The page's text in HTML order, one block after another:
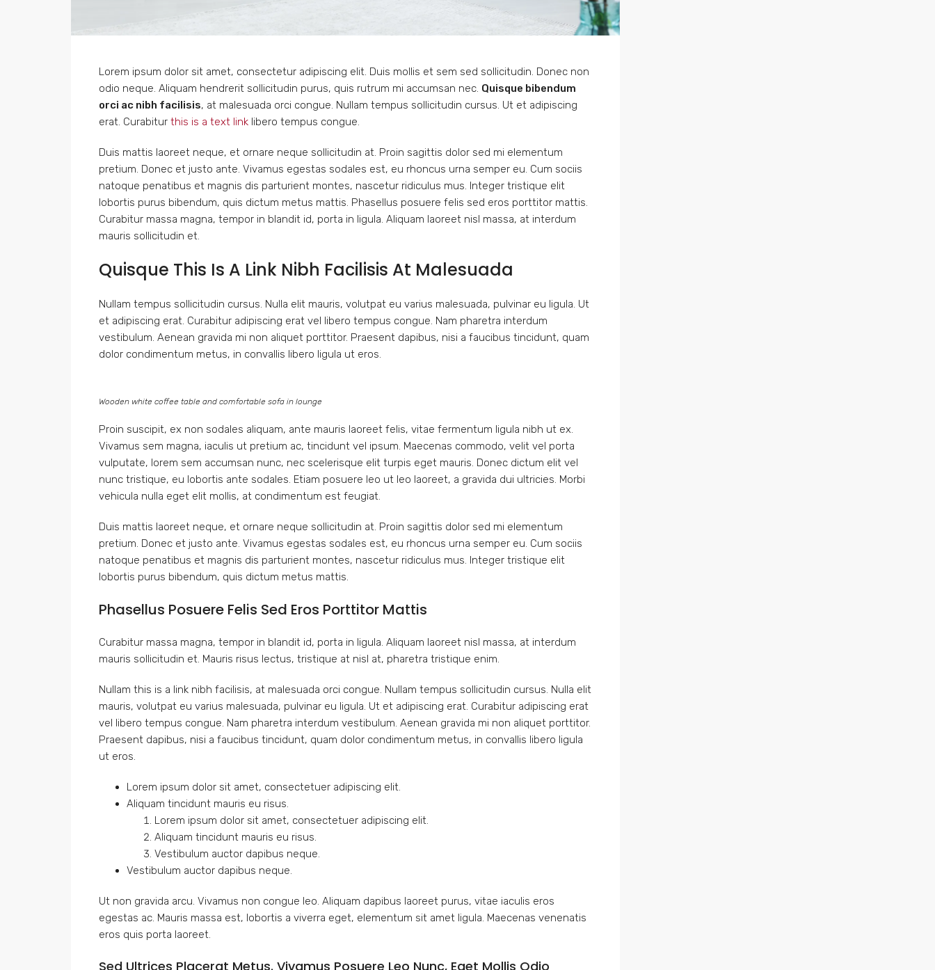
Lorem ipsum dolor sit amet, consectetur adipiscing elit. Duis mollis et sem sed sollicitudin. Donec non
odio neque. Aliquam hendrerit sollicitudin purus, quis rutrum mi accumsan nec. Quisque bibendum
orci ac nibh facilisis, at malesuada orci congue. Nullam tempus sollicitudin cursus. Ut et adipiscing
erat. Curabitur this is a text link libero tempus congue.
Duis mattis laoreet neque, et ornare neque sollicitudin at. Proin sagittis dolor sed mi elementum
pretium. Donec et justo ante. Vivamus egestas sodales est, eu rhoncus urna semper eu. Cum sociis
natoque penatibus et magnis dis parturient montes, nascetur ridiculus mus. Integer tristique elit
lobortis purus bibendum, quis dictum metus mattis. Phasellus posuere felis sed eros porttitor mattis.
Curabitur massa magna, tempor in blandit id, porta in ligula. Aliquam laoreet nisl massa, at interdum
mauris sollicitudin et.
Quisque This Is A Link Nibh Facilisis At Malesuada
Nullam tempus sollicitudin cursus. Nulla elit mauris, volutpat eu varius malesuada, pulvinar eu ligula. Ut
et adipiscing erat. Curabitur adipiscing erat vel libero tempus congue. Nam pharetra interdum
vestibulum. Aenean gravida mi non aliquet porttitor. Praesent dapibus, nisi a faucibus tincidunt, quam
dolor condimentum metus, in convallis libero ligula ut eros.
Wooden white coffee table and comfortable sofa in lounge
Proin suscipit, ex non sodales aliquam, ante mauris laoreet felis, vitae fermentum ligula nibh ut ex.
Vivamus sem magna, iaculis ut pretium ac, tincidunt vel ipsum. Maecenas commodo, velit vel porta
vulputate, lorem sem accumsan nunc, nec scelerisque elit turpis eget mauris. Donec dictum elit vel
nunc tristique, eu lobortis ante sodales. Etiam posuere leo ut leo laoreet, a gravida dui ultricies. Morbi
vehicula nulla eget elit mollis, at condimentum est feugiat.
Duis mattis laoreet neque, et ornare neque sollicitudin at. Proin sagittis dolor sed mi elementum
pretium. Donec et justo ante. Vivamus egestas sodales est, eu rhoncus urna semper eu. Cum sociis
natoque penatibus et magnis dis parturient montes, nascetur ridiculus mus. Integer tristique elit
lobortis purus bibendum, quis dictum metus mattis.
Phasellus Posuere Felis Sed Eros Porttitor Mattis
Curabitur massa magna, tempor in blandit id, porta in ligula. Aliquam laoreet nisl massa, at interdum
mauris sollicitudin et. Mauris risus lectus, tristique at nisl at, pharetra tristique enim.
Nullam this is a link nibh facilisis, at malesuada orci congue. Nullam tempus sollicitudin cursus. Nulla elit
mauris, volutpat eu varius malesuada, pulvinar eu ligula. Ut et adipiscing erat. Curabitur adipiscing erat
vel libero tempus congue. Nam pharetra interdum vestibulum. Aenean gravida mi non aliquet porttitor.
Praesent dapibus, nisi a faucibus tincidunt, quam dolor condimentum metus, in convallis libero ligula
ut eros.
Lorem ipsum dolor sit amet, consectetuer adipiscing elit.
Aliquam tincidunt mauris eu risus.
Lorem ipsum dolor sit amet, consectetuer adipiscing elit.
Aliquam tincidunt mauris eu risus.
Vestibulum auctor dapibus neque.
Vestibulum auctor dapibus neque.
Ut non gravida arcu. Vivamus non congue leo. Aliquam dapibus laoreet purus, vitae iaculis eros
egestas ac. Mauris massa est, lobortis a viverra eget, elementum sit amet ligula. Maecenas venenatis
eros quis porta laoreet.
Sed Ultrices Placerat Metus. Vivamus Posuere Leo Nunc, Eget Mollis Odio